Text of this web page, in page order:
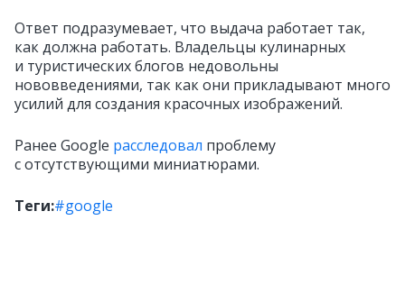
Ответ подразумевает, что выдача работает так,
как должна работать. Владельцы кулинарных
и туристических блогов недовольны
нововведениями, так как они прикладывают много
усилий для создания красочных изображений.
Ранее Google расследовал проблему
с отсутствующими миниатюрами.
Теги:#google